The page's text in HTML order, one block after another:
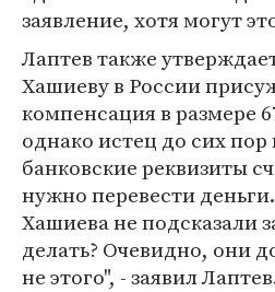
заявление, хотя могут
Лаптев также
Хашиеву в России
компенсация в размере
однако истец до сих
банковские реквизиты
нужно перевести
Хашиева не подсказали
делать? Очевидно, они
не этого", - заявил